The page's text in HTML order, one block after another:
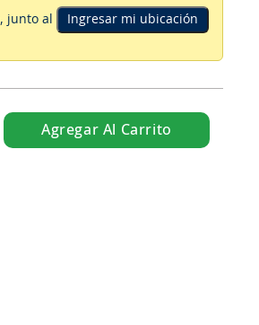
, junto al
Ingresar mi ubicación
Agregar Al Carrito